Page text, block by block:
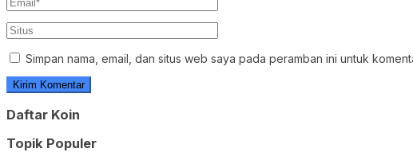
Simpan nama, email, dan situs web saya pada peramban ini untuk
Daftar Koin
Topik Populer